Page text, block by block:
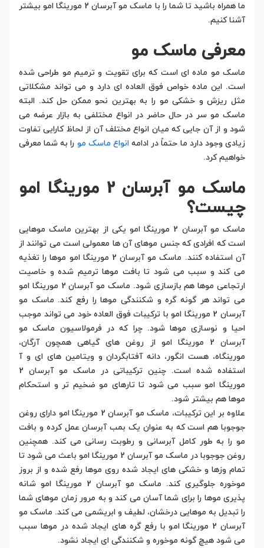
ما همراه باشید تا شما را با ماسک مو آبرسان 2 مورینگا امو بیشتر
آشنا کنیم.
معرفی ماسک مو
ماسک مو ماده ای است که برای تقویت و ترمیم مو طراحی شده
است. این ماده خواص فوق العاده ای دارد و می تواند مشکلاتی
مثل ریزش و خشکی مو را به بهترین نحو ممکن حل کند. البته
ماسک مو سر در حال حاضر در انواع مختلفی به بازار عرضه می
شود و از آن جایی که میان انواع مختلف آن از لحاظ کارایی تفاوت
زیادی وجود دارد ما حتماً در ادامه انواع ماسک مو را به شما معرفی
خواهیم کرد.
ماسک مو آبرسان 2 مورینگا امو
چیست؟
ماسک مو آبرسان 2 مورینگا امو یکی از بهترین ماسک موهایی
است که افرادی که جنس موهای آن ها معمولی است می توانند از
آن استفاده کنند. ماسک مو آبرسان 2 مورینگا امو موها را تغذیه
می کند و سبب می شود تا بافت موها ترمیم شده و خاصیت
ارتجاعی موها هم بازسازی شود. ماسک مو آبرسان 2 مورینگا امو
می تواند هر گونه گره و شکنندگی موها را رفع کند. ماسک مو
آبرسان 2 مورینگا امو با ترکیبات فوق العاده خود می تواند موجب
احیا و نوسازی موها شود. چرا که در فرمولاسیون ماسک مو
آبرسان 2 مورینگا امو از روغن های گیاهی همچون آرگان،
مورینگاه، هست انگور، دانه آفتابگردان و ویتامین های ای و آ
استفاده شده است. چنین ترکیباتی در ماسک مو آبرسان 2
مورینگا امو سبب می شود تا تارهای مو ضخیم تر و استحکام
موها هم بیشتر شود.
علاوه بر این ترکیبات، ماسک مو آبرسان 2 مورینگا امو دارای روغن
جوجوبا هم است که به عنوان یک بمب آبرسان عمل کرده و بافت
مو را به طور کامل آبرسانی و رطوبت رسانی می کند. همچنین
روغن جوجوبا در ماسک مو آبرسان 2 مورینگا امو باعث می شود تا
تمام وزها و خشکی های ایجاد شده روی موها رفع شده و از بروز
موخوره جلوگیری کند. ماسک مو آبرسان 2 مورینگا امو شانه
پذیری موها را برای شما آسان می کند و به مرور زمان موهای شما
را تبدیل به موهایی درخشان، لطیف و ابریشمی می کند. ماسک مو
آبرسان 2 مورینگا امو با رفع گره های ایجاد شده در موها سبب
می شود هیچ گونه موخوره و شکنندگی ای ایجاد نشود.